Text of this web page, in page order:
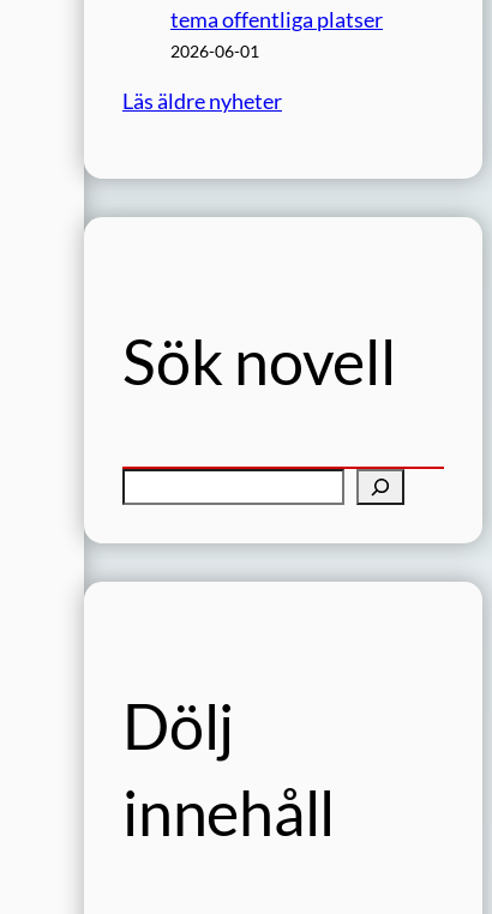
tema offentliga platser
2026-06-01
Läs äldre nyheter
Sök novell
k
Dölj
innehåll